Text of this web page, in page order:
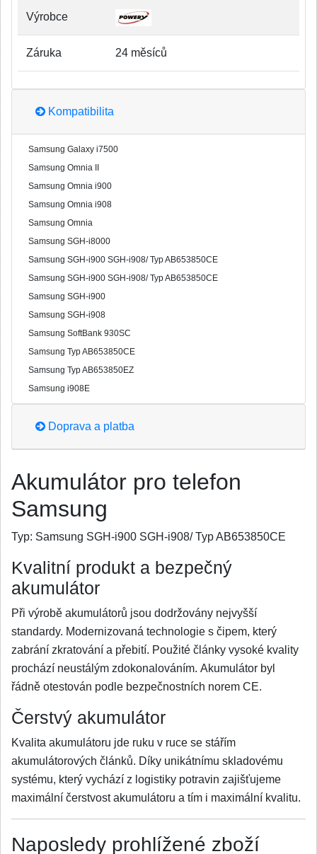
Výrobce
Záruka 24 měsíců
Kompatibilita
Samsung Galaxy i7500
Samsung Omnia II
Samsung Omnia i900
Samsung Omnia i908
Samsung Omnia
Samsung SGH-i8000
Samsung SGH-i900 SGH-i908/ Typ AB653850CE
Samsung SGH-i900 SGH-i908/ Typ AB653850CE
Samsung SGH-i900
Samsung SGH-i908
Samsung SoftBank 930SC
Samsung Typ AB653850CE
Samsung Typ AB653850EZ
Samsung i908E
Doprava a platba
Akumulátor pro telefon
Samsung
Typ: Samsung SGH-i900 SGH-i908/ Typ AB653850CE
Kvalitní produkt a bezpečný
akumulátor
Při výrobě akumulátorů jsou dodržovány nejvyšší
standardy. Modernizovaná technologie s čipem, který
zabrání zkratování a přebití. Použité články vysoké kvality
prochází neustálým zdokonalováním. Akumulátor byl
řádně otestován podle bezpečnostních norem CE.
Čerstvý akumulátor
Kvalita akumulátoru jde ruku v ruce se stářím
akumulátorových článků. Díky unikátnímu skladovému
systému, který vychází z logistiky potravin zajišťujeme
maximální čerstvost akumulátoru a tím i maximální kvalitu.
Naposledy prohlížené zboží